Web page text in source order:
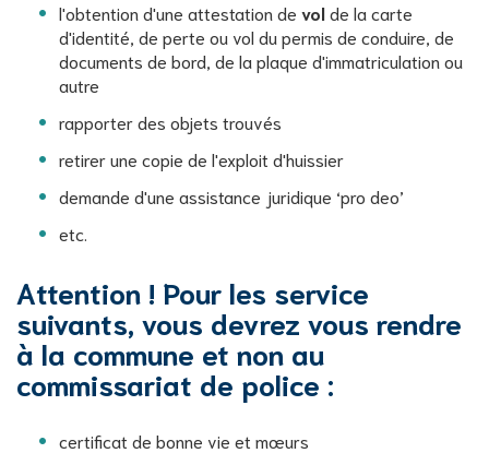
l'obtention d'une attestation de volde la carte
d'identité, de perte ou vol du permis de conduire, de
documents de bord, de la plaque d'immatriculation ou
autre
rapporter des objets trouvés
retirer une copie de l'exploit d'huissier
demande d'une assistance juridique ‘pro deo’
etc.
Attention ! Pour les service
suivants, vous devrez vous rendre
à la commune et non au
commissariat de police :
certificat de bonne vie et mœurs